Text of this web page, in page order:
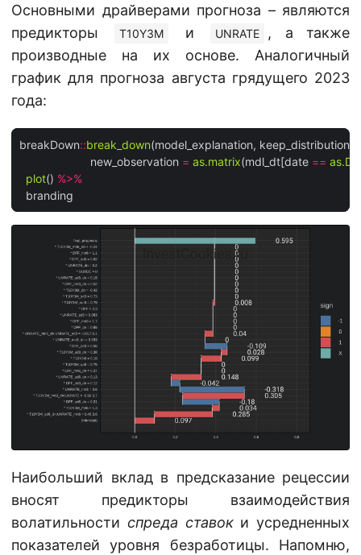
Основными драйверами прогноза – являются
предикторы
T10Y3M и UNRATE
, а также
производные на их основе. Аналогичный
график для прогноза августа грядущего 2023
года:
breakDown::break_down(model_explanation, keep_distributions
                      new_observation
= as.matrix(mdl_dt[date ==
plot() %>%
Наибольший вклад в предсказание рецессии
вносят предикторы взаимодействия
волатильности спреда ставоки усредненных
показателей уровня безработицы. Напомню,